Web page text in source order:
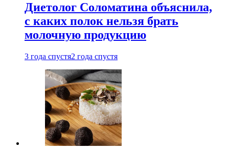
Диетолог Соломатина объяснила,
с каких полок нельзя брать
молочную продукцию
3 года спустя2 года спустя